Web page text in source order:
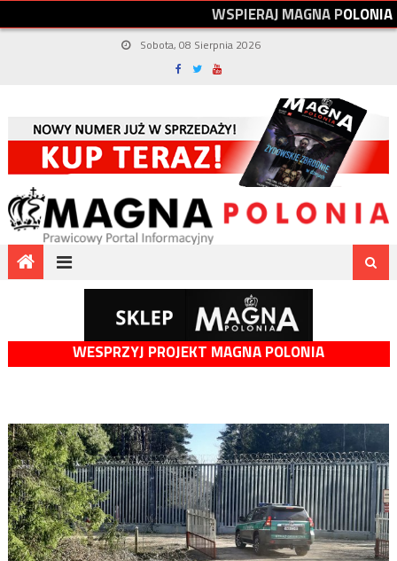
WSPIERAJMAGNAPOLONIA
Sobota, 08 Sierpnia 2026
WESPRZYJ PROJEKT MAGNA POLONIA